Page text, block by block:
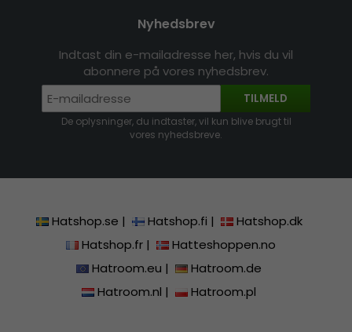
Nyhedsbrev
Indtast din e-mailadresse her, hvis du vil
abonnere på vores nyhedsbrev.
TILMELD
De oplysninger, du indtaster, vil kun blive brugt til
vores nyhedsbreve.
Hatshop.se | Hatshop.fi |
Hatshop.dk
Hatshop.fr|
Hatteshoppen.no
Hatroom.eu |
Hatroom.de
Hatroom.nl | Hatroom.pl